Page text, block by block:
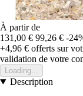
À partir de
131,00 € 99,26 € -
+4,96 € offerts sur
validation de votre
Loading...
Description